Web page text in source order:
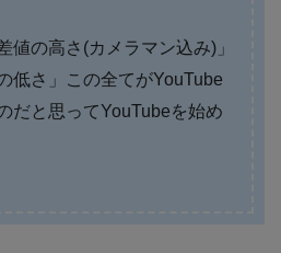
値の高さ(カメラマン込み)」
低さ」この全てがYouTube
だと思ってYouTubeを始め